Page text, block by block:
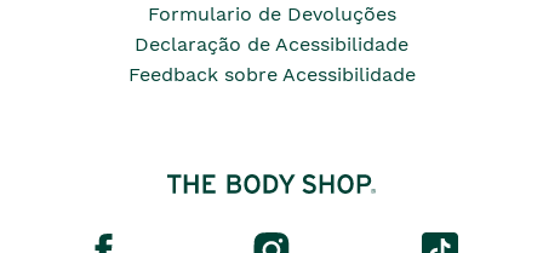
Formulario de Devoluções
Declaração de Acessibilidade
Feedback sobre Acessibilidade